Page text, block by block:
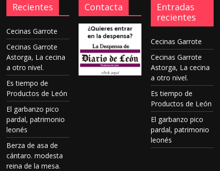
Recientes
Cecinas Garrote
Cecinas Garrote
Astorga, La cecina
a otro nivel.
Es tiempo de
Productos de León
El garbanzo pico
pardal, patrimonio
leonés
Berza de asa de
cántaro. modesta
reina de la mesa.
Contacta
Entradas
recientes
Cecinas Garrote
Cecinas Garrote
Astorga, La cecina
a otro nivel.
Es tiempo de
Productos de León
El garbanzo pico
pardal, patrimonio
leonés